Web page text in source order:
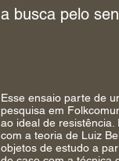
a busca pelo
Esse ensaio parte de
pesquisa em
ao ideal de
com a teoria de Luiz
objetos de estudo a